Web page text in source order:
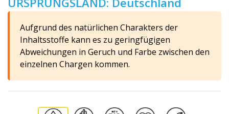
Aufgrund des natürlichen Charakters der
Inhaltsstoffe kann es zu geringfügigen
Abweichungen in Geruch und Farbe zwischen den
einzelnen Chargen kommen.